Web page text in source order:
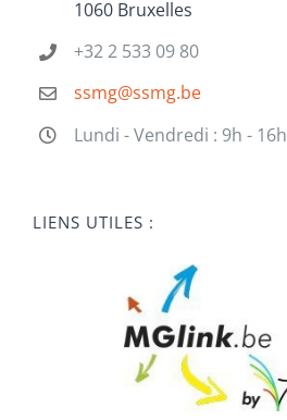
1060 Bruxelles
+32 2 533 09 80
ssmg@ssmg.be
Lundi - Vendredi : 9h - 16h
LIENS UTILES :